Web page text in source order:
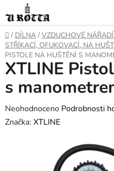
na
obsah
DOMŮ
/ DÍLNA / VZDUCHOVÉ
STŘÍKACÍ, OFUKOVACÍ, NA
PISTOLE NA HUŠTĚNÍ S
XTLINE
s
Průměrné
hodnocení
Neohodnoceno Podrobnosti
Značka: XTLINE